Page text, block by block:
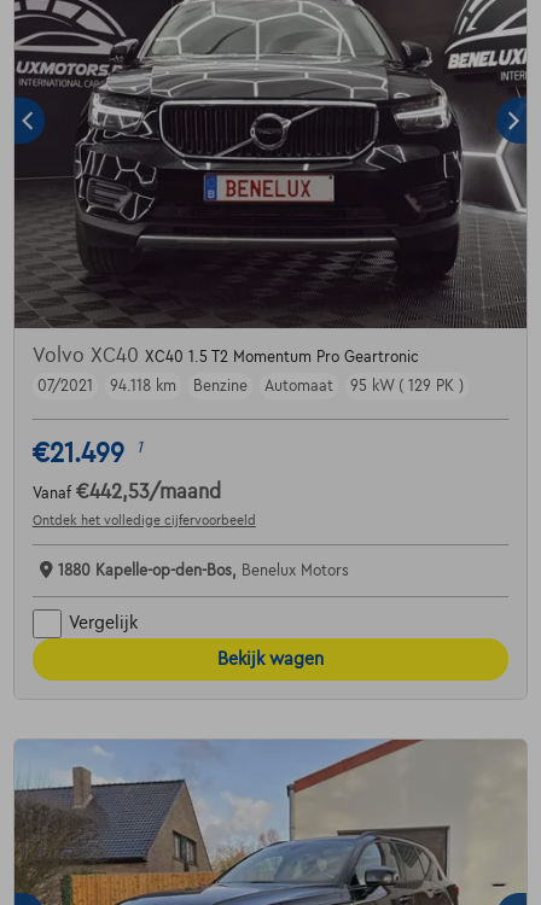
Volvo XC40 XC40 1.5 T2 Momentum Pro Geartronic
07/2021
94.118 km Benzine Automaat 95 kW ( 129 PK )
€21.499 1
Vanaf €442,53/maand
Ontdek het volledige cijfervoorbeeld
1880 Kapelle-op-den-Bos, Benelux Motors
Vergelijk
Bekijk wagen